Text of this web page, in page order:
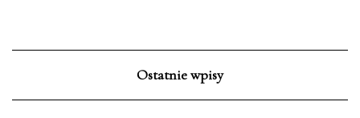
Ostatnie wpisy